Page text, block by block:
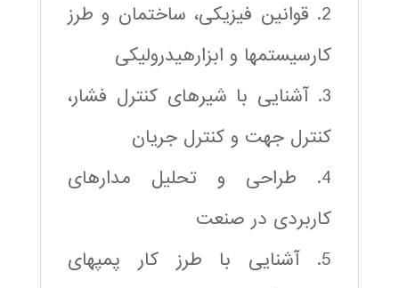
2. قوانین فیزیکی، ساختمان و طرز
کارسیستمها و ابزارهیدرولیکی
3. آشنایی با شیرهای کنترل فشار،
کنترل جهت و کنترل جریان
4. طراحی و تحلیل مدارهای
کاربردی در صنعت
5. آشنایی با طرز کار پمپهای